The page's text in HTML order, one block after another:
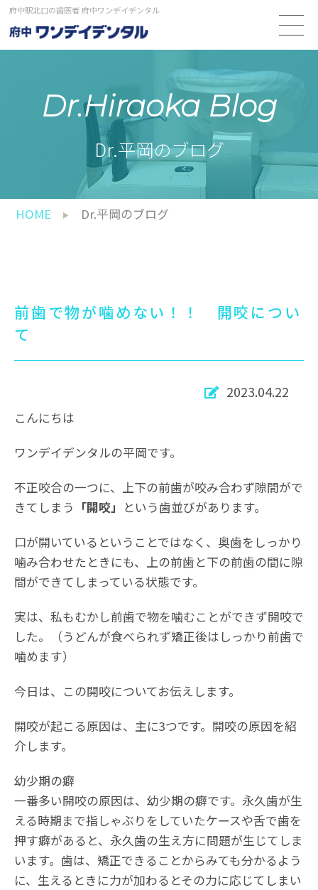
府中駅北口の歯医者 府中ワンデイデンタル
Dr.hiraoka Blog
Dr.平岡のブログ
HOME Dr.平岡のブログ
前歯で物が噛めない！！ 開咬につい
て
2023.04.22
こんにちは
ワンデイデンタルの平岡です。
不正咬合の一つに、上下の前歯が咬み合わず隙間がで
きてしまう 「開咬」 という歯並びがあります。
口が開いているということではなく、奥歯をしっかり
噛み合わせたときにも、上の前歯と下の前歯の間に隙
間ができてしまっている状態です。
実は、私もむかし前歯で物を噛むことができず開咬で
した。（うどんが食べられず矯正後はしっかり前歯で
噛めます）
今日は、この開咬についてお伝えします。
開咬が起こる原因は、主に3つです。開咬の原因を紹
介します。
幼少期の癖
一番多い開咬の原因は、幼少期の癖です。永久歯が生
える時期まで指しゃぶりをしていたケースや舌で歯を
押す癖があると、永久歯の生え方に問題が生じてしま
います。歯は、矯正できることからみても分かるよう
に、生えるときに力が加わるとその力に応じてしまい